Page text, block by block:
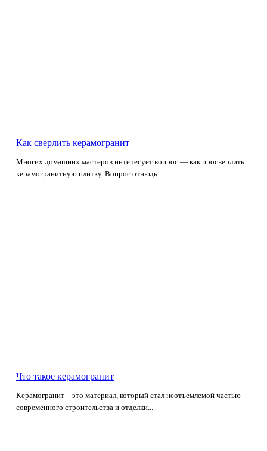
Как сверлить керамогранит
Многих домашних мастеров интересует вопрос — как просверлить
керамогранитную плитку. Вопрос отнюдь...
Что такое керамогранит
Керамогранит – это материал, который стал неотъемлемой частью
современного строительства и отделки...